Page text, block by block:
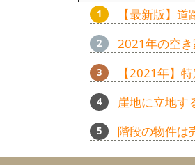
【最新版】
2021年の空
【2021年】
崖地に立地す
階段の物件は